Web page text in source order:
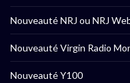
Nouveauté NRJ ou NRJ
Nouveauté Virgin Radio
Nouveauté Y100